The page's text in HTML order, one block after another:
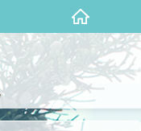
桐花山莊